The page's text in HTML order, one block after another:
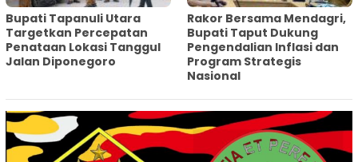
‎Bupati Tapanuli Utara
Targetkan Percepatan
Penataan Lokasi Tanggul
Jalan Diponegoro
Rakor Bersama Mendagri,
Bupati Taput Dukung
Pengendalian Inflasi dan
Program Strategis
Nasional‎